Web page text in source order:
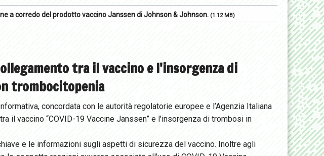
a corredo del prodotto vaccino Janssen di Johnson & Johnson. (1.12 MB)
tra il vaccino e l'insorgenza di
trombocitopenia
concordata con le autorità regolatorie europee e l’Agenzia Italiana
il vaccino “COVID-19 Vaccine Janssen” e l'insorgenza di trombosi in
e le informazioni sugli aspetti di sicurezza del vaccino. Inoltre agli